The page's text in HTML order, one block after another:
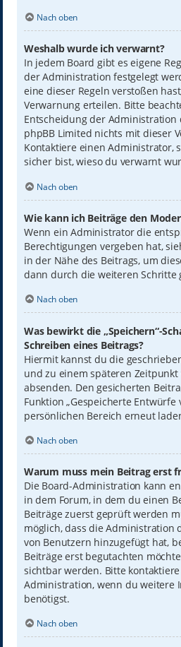
Nach oben
Weshalb wurde ich verwarnt?
In jedem Board gibt es eigene
der Administration festgelegt
eine dieser Regeln verstoßen
Verwarnung erteilen. Bitte
Entscheidung der Administration
phpBB Limited nichts mit dieser
Kontaktiere einen Administrator,
sicher bist, wieso du verwarnt
Nach oben
Wie kann ich Beiträge den
Wenn ein Administrator die
Berechtigungen vergeben hat,
in der Nähe des Beitrags, um
dann durch die weiteren Schritte
Nach oben
Was bewirkt die „Speichern“-
Schreiben eines Beitrags?
Hiermit kannst du die
und zu einem späteren
absenden. Den gesicherten
Funktion „Gespeicherte Entwürfe
persönlichen Bereich erneut
Nach oben
Warum muss mein Beitrag erst
Die Board-Administration kann
in dem Forum, in dem du einen
Beiträge zuerst geprüft werden
möglich, dass die Administration
von Benutzern hinzugefügt hat,
Beiträge erst begutachten
sichtbar werden. Bitte
Administration, wenn du weitere
benötigst.
Nach oben